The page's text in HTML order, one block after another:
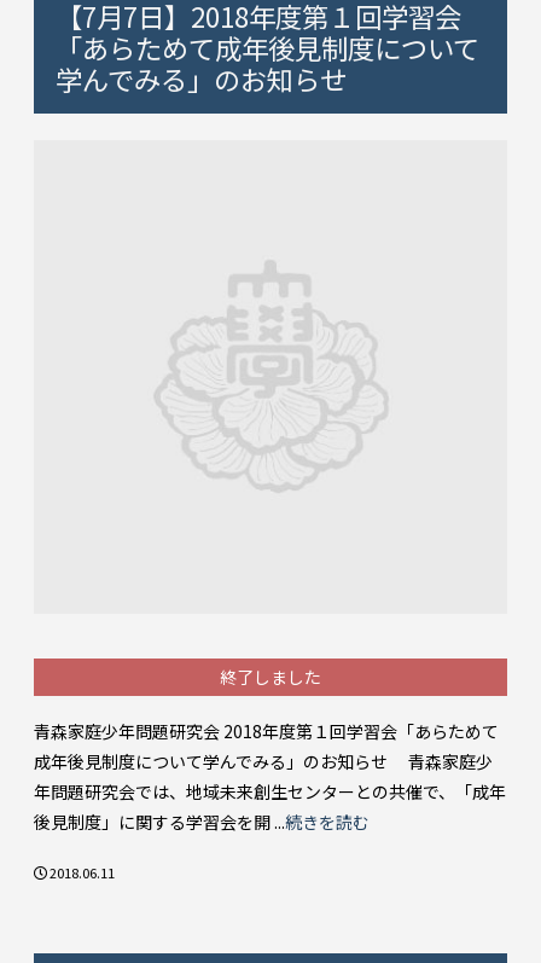
【7月7日】2018年度第１回学習会
「あらためて成年後見制度について
学んでみる」のお知らせ
終了しました
青森家庭少年問題研究会 2018年度第１回学習会「あらためて
成年後見制度について学んでみる」のお知らせ 青森家庭少
年問題研究会では、地域未来創生センターとの共催で、「成年
後見制度」に関する学習会を開 ...続きを読む
2018.06.11